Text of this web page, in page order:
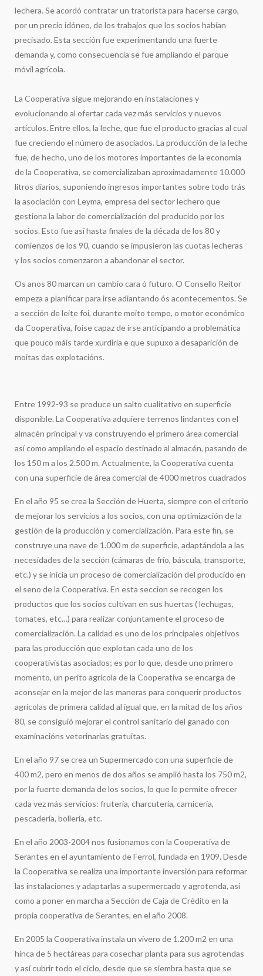
lechera. Se acordó contratar un tratorista para hacerse cargo,
por un precio idóneo, de los trabajos que los socios habían
precisado. Esta sección fue experimentando una fuerte
demanda y, como consecuencia se fue ampliando el parque
móvil agrícola.
La Cooperativa sigue mejorando en instalaciones y
evolucionando al ofertar cada vez más servicios y nuevos
artículos. Entre ellos, la leche, que fue el producto gracias al cual
fue creciendo el número de asociados. La producción de la leche
fue, de hecho, uno de los motores importantes de la economía
de la Cooperativa, se comercializaban aproximadamente 10.000
litros diarios, suponiendo ingresos importantes sobre todo trás
la asociación con Leyma, empresa del sector lechero que
gestiona la labor de comercialización del producido por los
socios. Esto fue así hasta finales de la década de los 80 y
comienzos de los 90, cuando se impusieron las cuotas lecheras
y los socios comenzaron a abandonar el sector.
Os anos 80 marcan un cambio cara ó futuro. O Consello Reitor
empeza a planificar para irse adiantando ós acontecementos. Se
a sección de leite foi, durante moito tempo, o motor económico
da Cooperativa, foise capaz de irse anticipando a problemática
que pouco máis tarde xurdiría e que supuxo a desaparición de
moitas das explotacións.
Entre 1992-93 se produce un salto cualitativo en superficie
disponible. La Cooperativa adquiere terrenos lindantes con el
almacén principal y va construyendo el primero área comercial
así como ampliando el espacio destinado al almacén, pasando de
los 150 m a los 2.500 m. Actualmente, la Cooperativa cuenta
con una superficie de área comercial de 4000 metros cuadrados
En el año 95 se crea la Sección de Huerta, siempre con el criterio
de mejorar los servicios a los socios, con una optimización de la
gestión de la producción y comercialización. Para este fin, se
construye una nave de 1.000 m de superficie, adaptándola a las
necesidades de la sección (cámaras de frío, báscula, transporte,
etc.) y se inicia un proceso de comercialización del producido en
el seno de la Cooperativa. En esta seccion se recogen los
productos que los socios cultivan en sus huertas ( lechugas,
tomates, etc…) para realizar conjuntamente el proceso de
comercialización. La calidad es uno de los principales objetivos
para las producción que explotan cada uno de los
cooperativistas asociados; es por lo que, desde uno primero
momento, un perito agrícola de la Cooperativa se encarga de
aconsejar en la mejor de las maneras para conquerir productos
agrícolas de primera calidad al igual que, en la mitad de los años
80, se consiguió mejorar el control sanitario del ganado con
examinacións veterinarias gratuitas.
En el año 97 se crea un Supermercado con una superficie de
400 m2, pero en menos de dos años se amplió hasta los 750 m2,
por la fuerte demanda de los socios, lo que le permite ofrecer
cada vez más servicios: frutería, charcutería, carnicería,
pescadería, bollería, etc.
En el año 2003-2004 nos fusionamos con la Cooperativa de
Serantes en el ayuntamiento de Ferrol, fundada en 1909. Desde
la Cooperativa se realiza una importante inversión para reformar
las instalaciones y adaptarlas a supermercado y agrotenda, así
como a poner en marcha a Sección de Caja de Crédito en la
propia cooperativa de Serantes, en el año 2008.
En 2005 la Cooperativa instala un vivero de 1.200 m2 en una
hinca de 5 hectáreas para cosechar planta para sus agrotendas
y así cubrir todo el ciclo, desde que se siembra hasta que se